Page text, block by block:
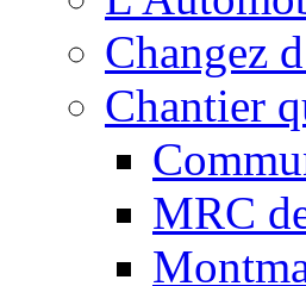
Changez
Chantier
MRC